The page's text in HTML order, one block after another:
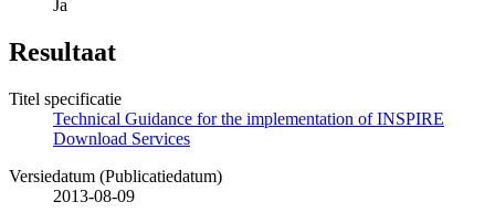
Ja
Resultaat
Titel specificatie
Technical Guidance for the implementation of INSPIRE
Download Services
Versiedatum (Publicatiedatum)
2013-08-09